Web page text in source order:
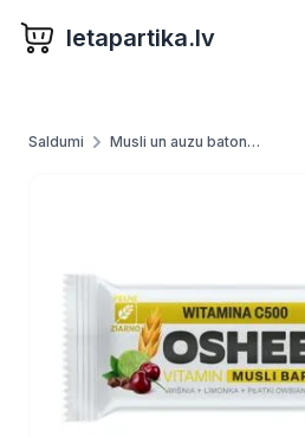
letapartika.lv
Saldumi Musli un auzu batoniņi